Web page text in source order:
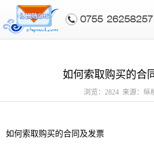
0755-26258257
如何索取购买的合
浏览：2824 来源：纵
如何索取购买的合同及发票